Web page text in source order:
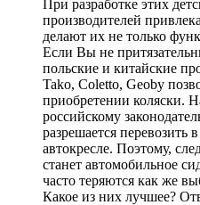
При разработке этих
производителей
делают их не только
Если Вы не
польские и китайские
Tako, Coletto, Geoby
приобретении коляски.
российскому
разрешается перевозить
автокресле. Поэтому,
станет автомобильное
часто теряются как же
Какое из них лучшее?